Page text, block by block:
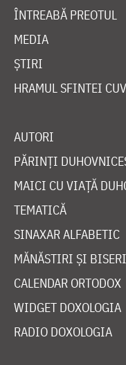
ÎNTREABĂ PREOTUL
MEDIA
ȘTIRI
HRAMUL SFINTEI
AUTORI
PĂRINȚI
MAICI CU VIAȚĂ
TEMATICĂ
SINAXAR ALFABETIC
MĂNĂSTIRI ȘI
CALENDAR ORTODOX
WIDGET DOXOLOGIA
RADIO DOXOLOGIA